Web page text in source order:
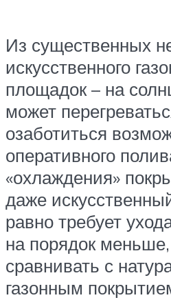
Из существенных
искусственного
площадок – на
может
озаботиться
оперативного
«охлаждения»
даже
равно требует
на порядок
сравнивать с
газонным